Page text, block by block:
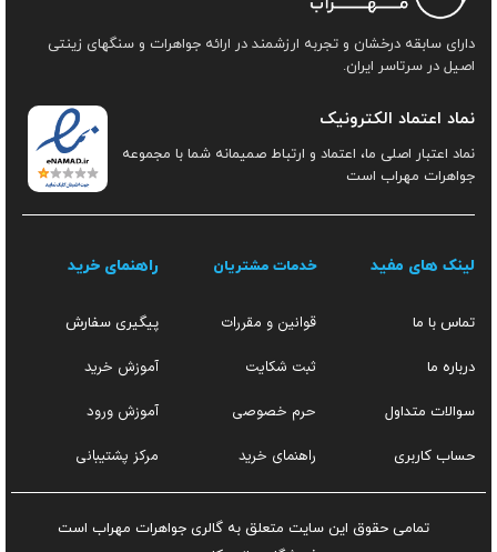
دارای سابقه درخشان و تجربه ارزشمند در ارائه جواهرات و سنگهای زینتی
اصیل در سرتاسر ایران.
نماد اعتماد الکترونیک
نماد اعتبار اصلی ما، اعتماد و ارتباط صمیمانه شما با مجموعه
جواهرات مهراب است
لینک های مفید
تماس با ما
درباره ما
سوالات متداول
حساب کاربری
خدمات مشتریان
قوانین و مقررات
ثبت شکایت
حرم خصوصی
راهنمای خرید
راهنمای خرید
پیگیری سفارش
آموزش خرید
آموزش ورود
مرکز پشتیبانی
تمامی حقوق این سایت متعلق به گالری جواهرات مهراب است